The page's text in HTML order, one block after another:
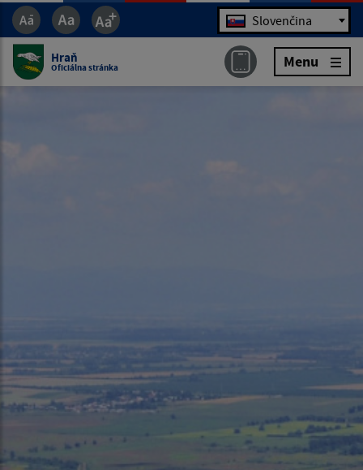
Jazyk Slovenčina
Hraň
Oficiálna stránka Menu